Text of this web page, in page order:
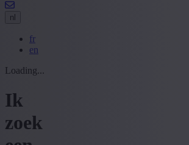
nl
fr
en
Loading...
Ik
zoek